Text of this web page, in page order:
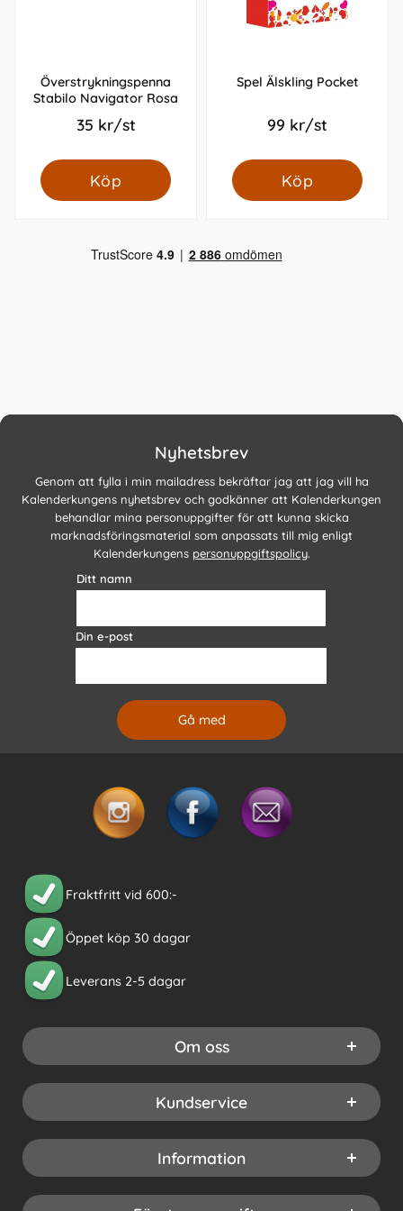
Överstrykningspenna
Stabilo Navigator Rosa
35 kr/st
Köp
Spel Älskling Pocket
99 kr/st
Köp
Nyhetsbrev
Genom att fylla i min mailadress bekräftar jag att jag vill ha
Kalenderkungens nyhetsbrev och godkänner att Kalenderkungen
behandlar mina personuppgifter för att kunna skicka
marknadsföringsmaterial som anpassats till mig enligt
Kalenderkungens personuppgiftspolicy.
Ditt namn
Din e-post
Fraktfritt vid 600:-
Öppet köp 30 dagar
Leverans 2-5 dagar
Om oss
Kundservice
Information